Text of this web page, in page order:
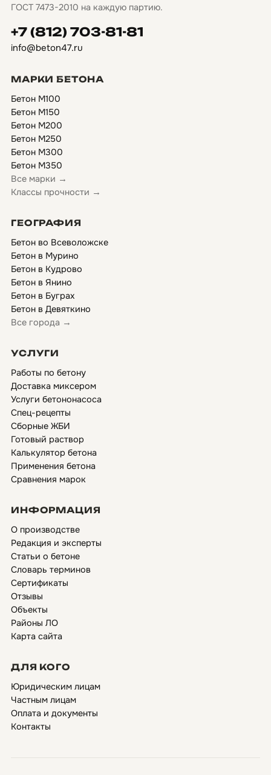
ГОСТ 7473-2010 на каждую партию.
+7 (812) 703-81-81
info@beton47.ru
МАРКИ БЕТОНА
Бетон М100
Бетон М150
Бетон М200
Бетон М250
Бетон М300
Бетон М350
Все марки →
Классы прочности →
ГЕОГРАФИЯ
Бетон во Всеволожске
Бетон в Мурино
Бетон в Кудрово
Бетон в Янино
Бетон в Буграх
Бетон в Девяткино
Все города →
УСЛУГИ
Работы по бетону
Доставка миксером
Услуги бетононасоса
Спец-рецепты
Сборные ЖБИ
Готовый раствор
Калькулятор бетона
Применения бетона
Сравнения марок
ИНФОРМАЦИЯ
О производстве
Редакция и эксперты
Статьи о бетоне
Словарь терминов
Сертификаты
Отзывы
Объекты
Районы ЛО
Карта сайта
ДЛЯ КОГО
Юридическим лицам
Частным лицам
Оплата и документы
Контакты